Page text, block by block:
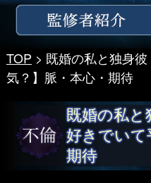
TOP > 既婚の私と独身
気？】脈・本心・期待
既婚の私
好きでいて
期待